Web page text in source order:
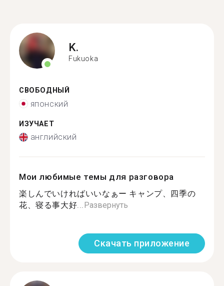
K.
Fukuoka
СВОБОДНЫЙ
японский
ИЗУЧАЕТ
английский
Мои любимые темы для разговора
楽しんでいければいいなぁー キャンプ、四季の
花、寝る事大好...Развернуть
Скачать приложение